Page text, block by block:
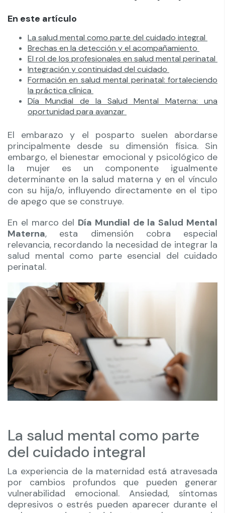
En este artículo
La salud mental como parte del cuidado integral
Brechas en la detección y el acompañamiento
El rol de los profesionales en salud mental perinatal
Integración y continuidad del cuidado
Formación en salud mental perinatal: fortaleciendo
la práctica clínica
Día Mundial de la Salud Mental Materna: una
oportunidad para avanzar
El embarazo y el posparto suelen abordarse
principalmente desde su dimensión física. Sin
embargo, el bienestar emocional y psicológico de
la mujer es un componente igualmente
determinante en la salud materna y en el vínculo
con su hija/o, influyendo directamente en el tipo
de apego que se construye.
En el marco del Día Mundial de la Salud Mental
Materna, esta dimensión cobra especial
relevancia, recordando la necesidad de integrar la
salud mental como parte esencial del cuidado
perinatal.
La salud mental como parte
del cuidado integral
La experiencia de la maternidad está atravesada
por cambios profundos que pueden generar
vulnerabilidad emocional. Ansiedad, síntomas
depresivos o estrés pueden aparecer durante el